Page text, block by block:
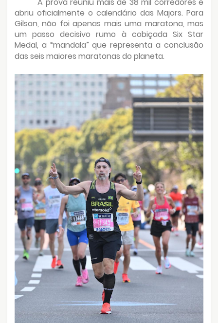
abriu oficialmente o calendário das Majors. Para
Gilson, não foi apenas mais uma maratona, mas
um passo decisivo rumo à cobiçada Six Star
Medal, a “mandala” que representa a conclusão
das seis maiores maratonas do planeta.